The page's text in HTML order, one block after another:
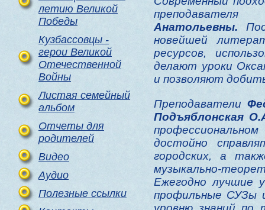
летию Великой
Победы
Кузбассовцы -
герои Великой
Отечественной
Войны
Листая семейный
альбом
Отчеты для
родителей
Видео
Аудио
Полезные ссылки
преподавателя
Анатольевны.
новейшей
ресурсов,
делают уроки
и позволяют
Преподаватели
Подъяблонская
достойно
городских, а
музыкально-
Ежегодно лучшие
профильные СУЗы